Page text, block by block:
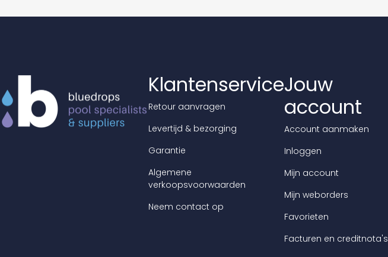
Klantenservice
Retour aanvragen
Levertijd & bezorging
Garantie
Algemene
verkoopsvoorwaarden
Neem contact op
Jouw
account
Account aanmaken
Inloggen
Mijn account
Mijn weborders
Favorieten
Facturen en creditnota's